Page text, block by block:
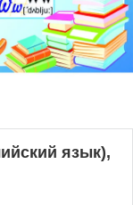
язык),